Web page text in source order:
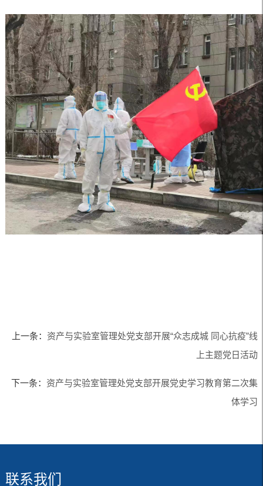
上一条： 资产与实验室管理处党支部开展“众志成城 同心抗疫”线
上主题党日活动
下一条： 资产与实验室管理处党支部开展党史学习教育第二次集
体学习
联系我们